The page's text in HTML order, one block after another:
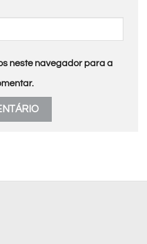
neste navegador para a